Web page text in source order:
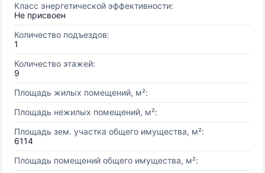
Класс энергетической эффективности:
Не присвоен
Количество подъездов:
1
Количество этажей:
9
Площадь жилых помещений, м²:
Площадь нежилых помещений, м²:
Площадь зем. участка общего имущества, м²:
6114
Площадь помещений общего имущества, м²: